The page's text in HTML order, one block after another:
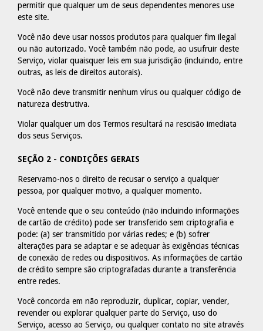
permitir que qualquer um de seus dependentes menores use
este site.
Você não deve usar nossos produtos para qualquer fim ilegal
ou não autorizado. Você também não pode, ao usufruir deste
Serviço, violar quaisquer leis em sua jurisdição (incluindo, entre
outras, as leis de direitos autorais).
Você não deve transmitir nenhum vírus ou qualquer código de
natureza destrutiva.
Violar qualquer um dos Termos resultará na rescisão imediata
dos seus Serviços.
SEÇÃO 2 - CONDIÇÕES GERAIS
Reservamo-nos o direito de recusar o serviço a qualquer
pessoa, por qualquer motivo, a qualquer momento.
Você entende que o seu conteúdo (não incluindo informações
de cartão de crédito) pode ser transferido sem criptografia e
pode: (a) ser transmitido por várias redes; e (b) sofrer
alterações para se adaptar e se adequar às exigências técnicas
de conexão de redes ou dispositivos. As informações de cartão
de crédito sempre são criptografadas durante a transferência
entre redes.
Você concorda em não reproduzir, duplicar, copiar, vender,
revender ou explorar qualquer parte do Serviço, uso do
Serviço, acesso ao Serviço, ou qualquer contato no site através